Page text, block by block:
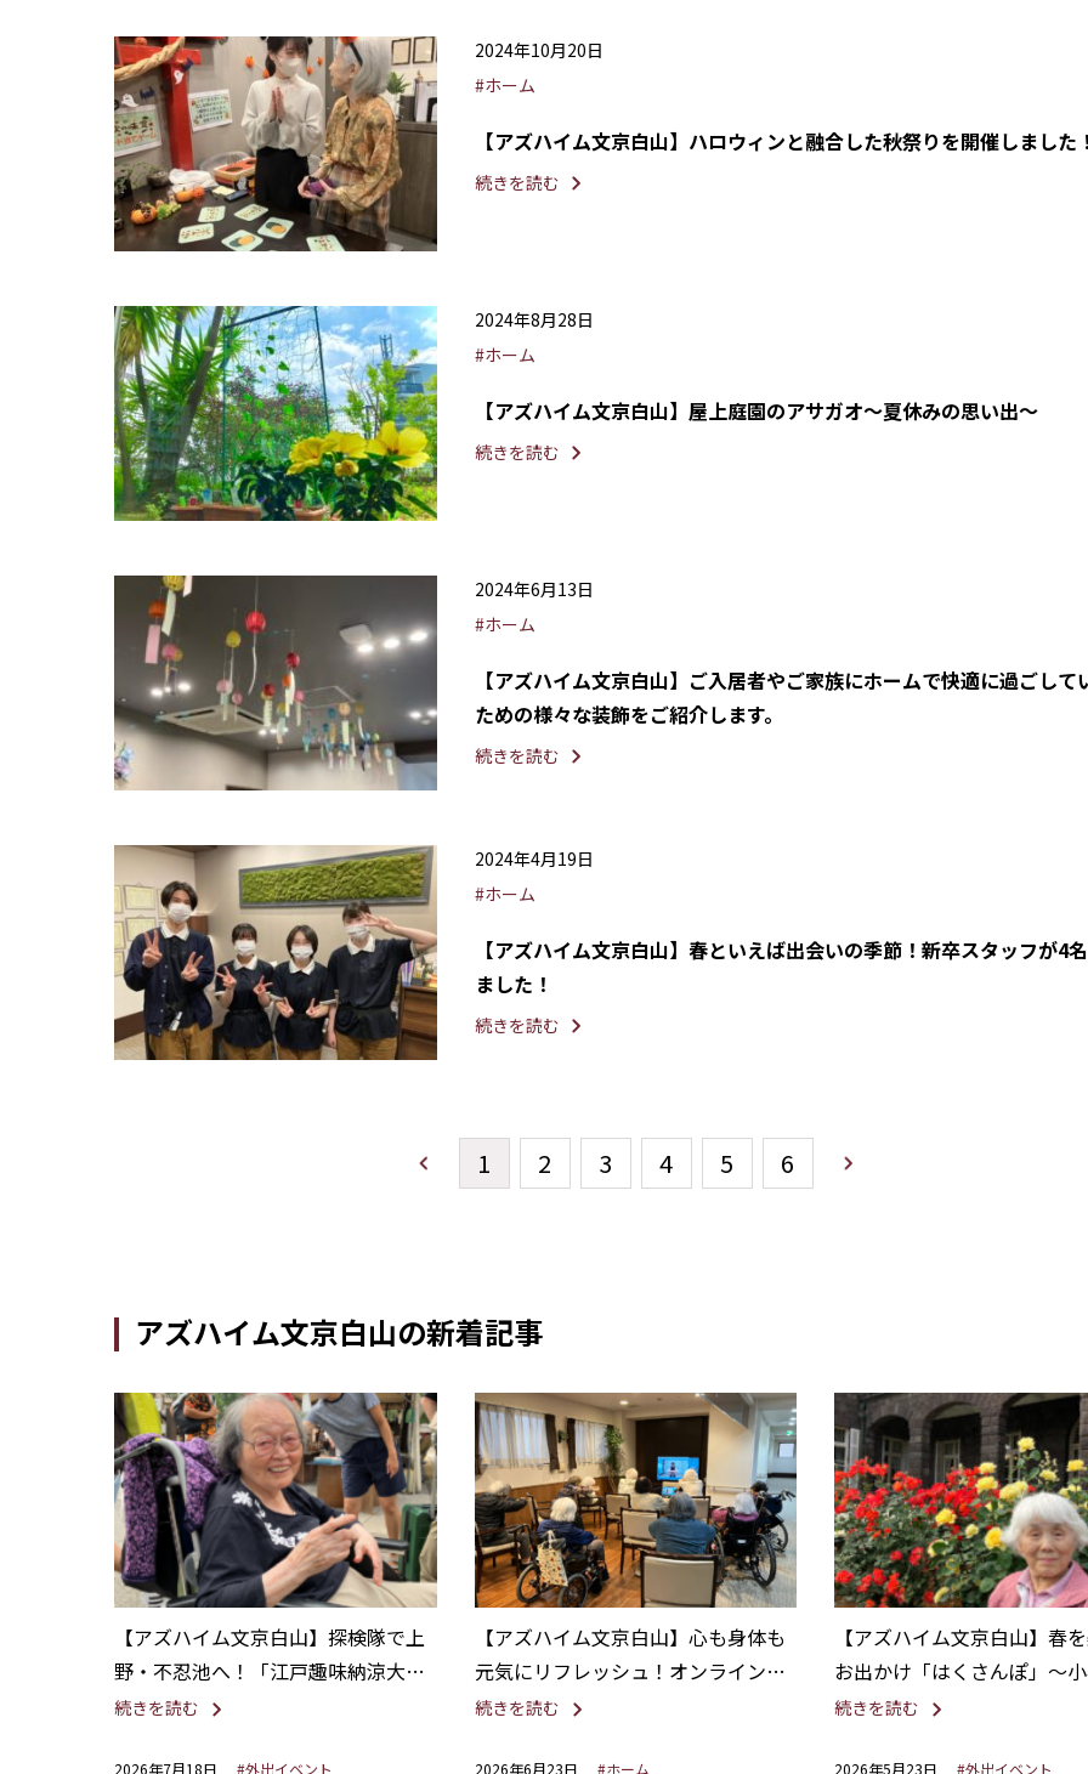
2024年10月20日
#ホーム
【アズハイム文京白山】ハロウィンと融合した秋祭りを開催しました
続きを読む
2024年8月28日
#ホーム
【アズハイム文京白山】屋上庭園のアサガオ～夏休みの思い出～
続きを読む
2024年6月13日
#ホーム
【アズハイム文京白山】ご入居者やご家族にホームで快適に過ごして
ための様々な装飾をご紹介します。
続きを読む
2024年4月19日
#ホーム
【アズハイム文京白山】春といえば出会いの季節！新卒スタッフが4
ました！
続きを読む
1 2 3 4 5 6
アズハイム文京白山の新着記事
【アズハイム文京白山】探検隊で上
野・不忍池へ！「江戸趣味納涼大会
うえの夏まつり」を満喫
続きを読む
2026年7月18日 #外出イベント
【アズハイム文京白山】心も身体も
元気にリフレッシュ！オンラインリ
ハビリ開催
続きを読む
2026年6月23日 #ホーム
【アズハイム文京白山】春
お出かけ「はくさんぽ」～
楽園・旧古河庭園～
続きを読む
2026年5月23日 #外出イベント